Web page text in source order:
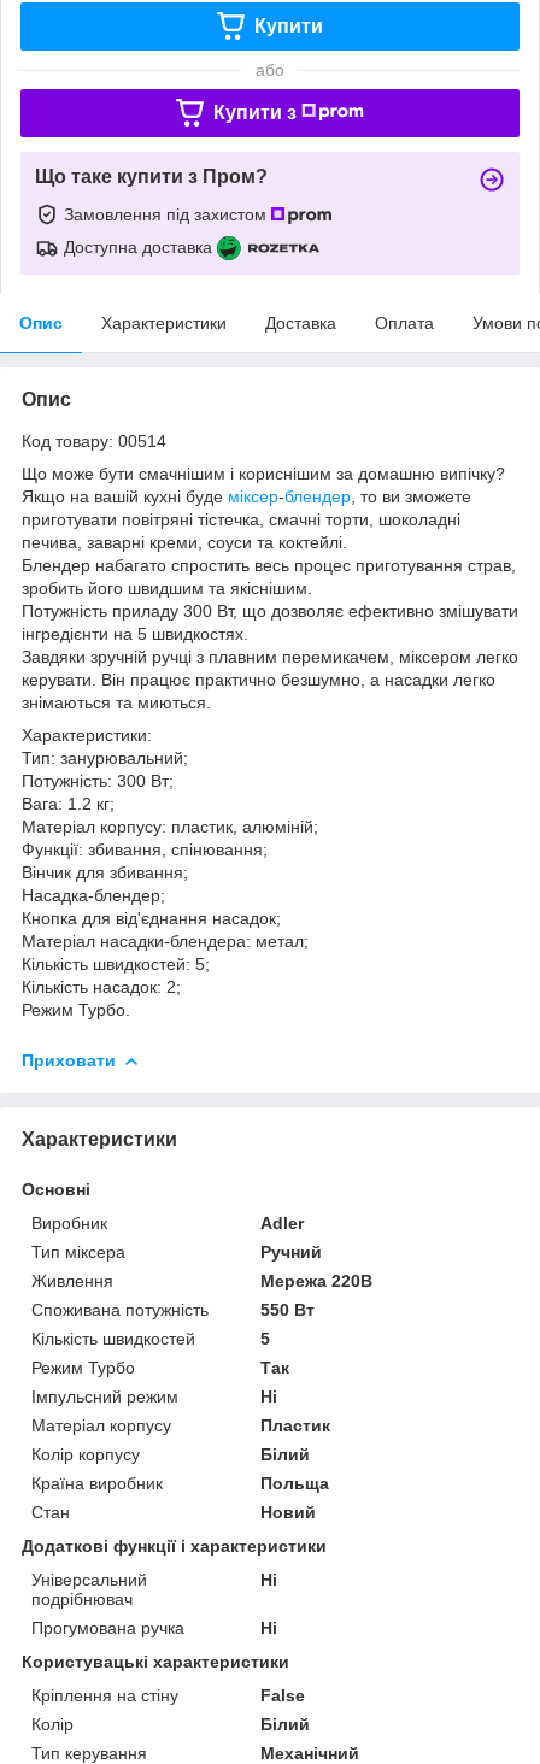
Купити
або
Купити з
Що таке купити з Пром?
Замовлення під захистом
Доступна доставка
Опис Характеристики Доставка Оплата Умови
Опис
Код товару: 00514
Що може бути смачнішим і кориснішим за домашню випічку?
Якщо на вашій кухні буде міксер-блендер , то ви зможете
приготувати повітряні тістечка, смачні торти, шоколадні
печива, заварні креми, соуси та коктейлі.
Блендер набагато спростить весь процес приготування страв,
зробить його швидшим та якіснішим.
Потужність приладу 300 Вт, що дозволяє ефективно змішувати
інгредієнти на 5 швидкостях.
Завдяки зручній ручці з плавним перемикачем, міксером легко
керувати. Він працює практично безшумно, а насадки легко
знімаються та миються.
Характеристики:
Тип: занурювальний;
Потужність: 300 Вт;
Вага: 1.2 кг;
Матеріал корпусу: пластик, алюміній;
Функції: збивання, спінювання;
Вінчик для збивання;
Насадка-блендер;
Кнопка для від'єднання насадок;
Матеріал насадки-блендера: метал;
Кількість швидкостей: 5;
Кількість насадок: 2;
Режим Турбо.
Приховати
Характеристики
Основні
Виробник
Adler
Тип міксера
Ручний
Живлення
Мережа 220В
Споживана потужність
550 Вт
Кількість швидкостей
5
Режим Турбо
Так
Імпульсний режим
Ні
Матеріал корпусу
Пластик
Колір корпусу
Білий
Країна виробник
Польща
Стан
Новий
Додаткові функції і характеристики
Універсальний
подрібнювач
Ні
Прогумована ручка
Ні
Користувацькі характеристики
Кріплення на стіну
False
Колір
Білий
Тип керування
Механічний